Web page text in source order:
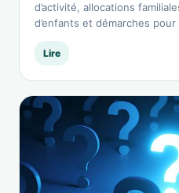
d’activité, allocations
d’enfants et démarches
Lire